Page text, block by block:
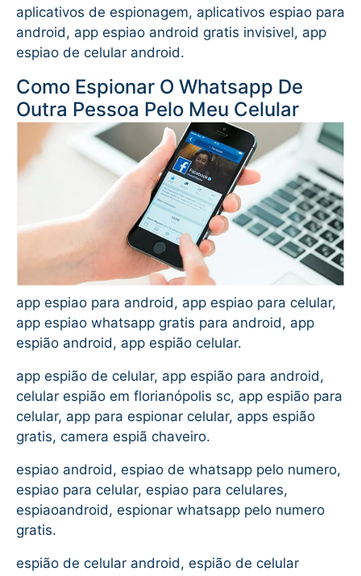
aplicativos de espionagem, aplicativos espiao para
android, app espiao android gratis invisivel, app
espiao de celular android.
Como Espionar O Whatsapp De
Outra Pessoa Pelo Meu Celular
app espiao para android, app espiao para celular,
app espiao whatsapp gratis para android, app
espião android, app espião celular.
app espião de celular, app espião para android,
celular espião em florianópolis sc, app espião para
celular, app para espionar celular, apps espião
gratis, camera espiã chaveiro.
espiao android, espiao de whatsapp pelo numero,
espiao para celular, espiao para celulares,
espiaoandroid, espionar whatsapp pelo numero
gratis.
espião de celular android, espião de celular